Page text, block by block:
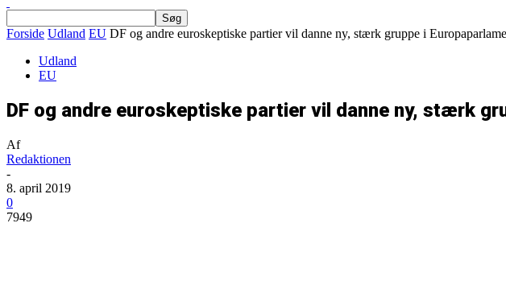
Forside Udland EU DF og andre euroskeptiske partier vil danne ny, stærk gruppe i
Udland
EU
DF og andre euroskeptiske partier vil danne ny, stærk
Af
Redaktionen
-
8. april 2019
0
7949